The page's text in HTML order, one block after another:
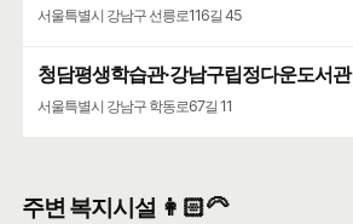
서울특별시 강남구 선릉로116길 45
청담평생학습관·강남구립정다운도서관
서울특별시 강남구 학동로67길 11
주변 복지시설 👩🏻‍🦳